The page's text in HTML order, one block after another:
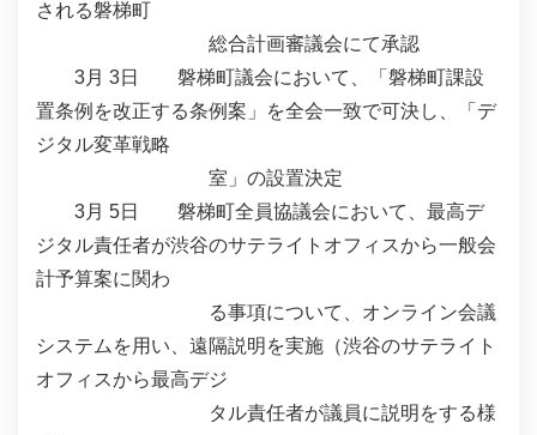
される磐梯町
総合計画審議会にて承認
3月 3日 磐梯町議会において、「磐梯町課設
置条例を改正する条例案」を全会一致で可決し、「デ
ジタル変革戦略
室」の設置決定
3月 5日 磐梯町全員協議会において、最高デ
ジタル責任者が渋谷のサテライトオフィスから一般会
計予算案に関わ
る事項について、オンライン会議
システムを用い、遠隔説明を実施（渋谷のサテライト
オフィスから最高デジ
タル責任者が議員に説明をする様